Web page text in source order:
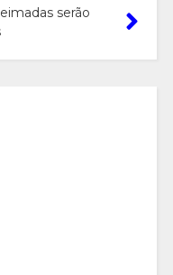
serão